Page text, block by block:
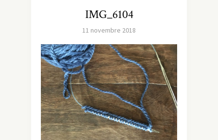
IMG_6104
11 novembre 2018